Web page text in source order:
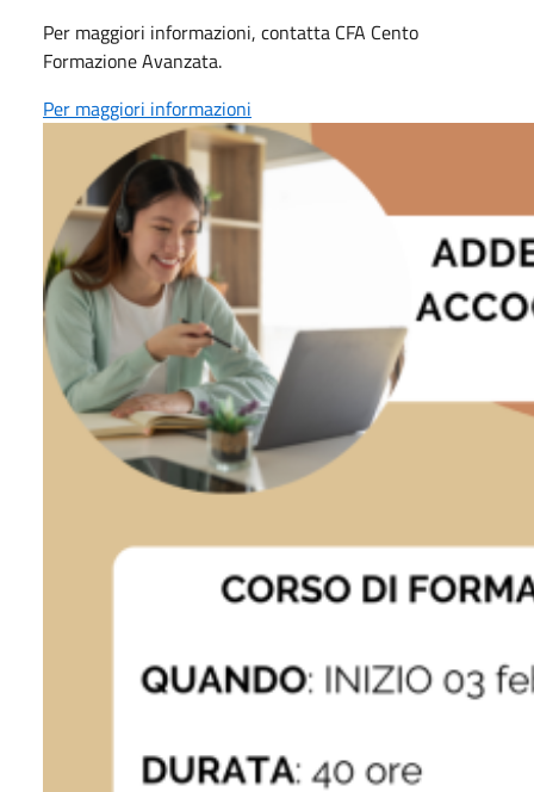
Per maggiori informazioni, contatta CFA Cento
Formazione Avanzata.
Per maggiori informazioni